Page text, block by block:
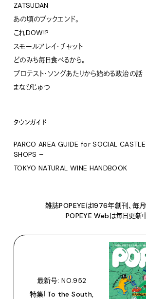
ZATSUDAN
あの頃のブックエンド。
これDOW!?
スモールアレイ・チャット
どのみち毎日食べるから。
プロテスト・ソングあたりから始める政治の話
まなびじゅつ
タウンガイド
PARCO AREA GUIDE for SOCIAL
SHOPS –
TOKYO NATURAL WINE HANDBOOK
雑誌POPEYEは1976年創刊、毎月
POPEYE Webは毎日更新中
最新号: NO.952
特集「To the South,